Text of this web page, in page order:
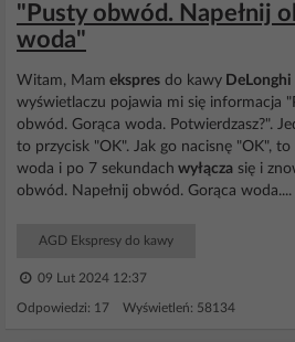
"Pusty obwód. Napełnij
woda"
Witam, Mam ekspres do kawy DeLonghi
wyświetlaczu pojawia mi się informacja
obwód. Gorąca woda. Potwierdzasz?".
to przycisk "OK". Jak go nacisnę "OK",
woda i po 7 sekundach wyłącza się i
obwód. Napełnij obwód. Gorąca woda....
AGD Ekspresy do kawy
09 Lut 2024 12:37
Odpowiedzi: 17 Wyświetleń: 58134